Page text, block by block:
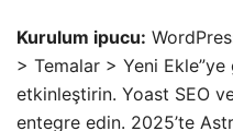
Kurulum ipucu:
> Temalar > Yeni Ekle”ye
etkinleştirin. Yoast SEO
entegre edin. 2025’te